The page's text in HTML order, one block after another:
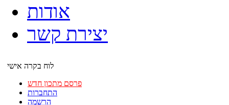
אודות
יצירת קשר
לוח בקרה אישי
פרסם מתכון חדש
התחברות
הרשמה